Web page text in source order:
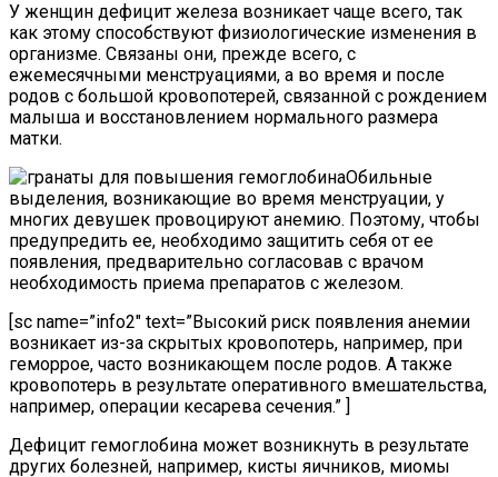
У женщин дефицит железа возникает чаще всего, так
как этому способствуют физиологические изменения в
организме. Связаны они, прежде всего, с
ежемесячными менструациями, а во время и после
родов с большой кровопотерей, связанной с рождением
малыша и восстановлением нормального размера
матки.
Обильные
выделения, возникающие во время менструации, у
многих девушек провоцируют анемию. Поэтому, чтобы
предупредить ее, необходимо защитить себя от ее
появления, предварительно согласовав с врачом
необходимость приема препаратов с железом.
[sc name=”info2″ text=”Высокий риск появления анемии
возникает из-за скрытых кровопотерь, например, при
геморрое, часто возникающем после родов. А также
кровопотерь в результате оперативного вмешательства,
например, операции кесарева сечения.” ]
Дефицит гемоглобина может возникнуть в результате
других болезней, например, кисты яичников, миомы